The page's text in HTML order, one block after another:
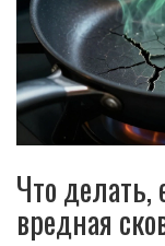
Что делать,
вредная